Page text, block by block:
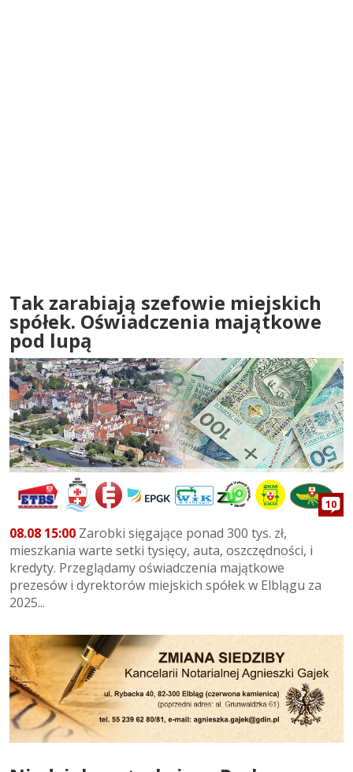
Tak zarabiają szefowie miejskich
spółek. Oświadczenia majątkowe
pod lupą
10
08.08 15:00 Zarobki sięgające ponad 300 tys. zł,
mieszkania warte setki tysięcy, auta, oszczędności, i
kredyty. Przeglądamy oświadczenia majątkowe
prezesów i dyrektorów miejskich spółek w Elblągu za
2025...